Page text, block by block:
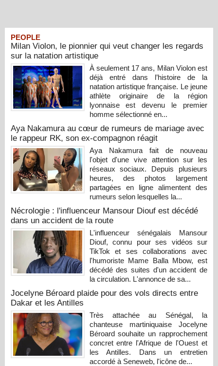
PEOPLE
Milan Violon, le pionnier qui veut changer les regards
sur la natation artistique
À seulement 17 ans, Milan Violon est
déjà entré dans l’histoire de la
natation artistique française. Le jeune
athlète originaire de la région
lyonnaise est devenu le premier
homme sélectionné en...
Aya Nakamura au cœur de rumeurs de mariage avec
le rappeur RK, son ex-compagnon réagit
Aya Nakamura fait de nouveau
l'objet d'une vive attention sur les
réseaux sociaux. Depuis plusieurs
heures, des photos largement
partagées en ligne alimentent des
rumeurs selon lesquelles la...
Nécrologie : l'influenceur Mansour Diouf est décédé
dans un accident de la route
L'influenceur sénégalais Mansour
Diouf, connu pour ses vidéos sur
TikTok et ses collaborations avec
l'humoriste Mame Balla Mbow, est
décédé des suites d'un accident de
la circulation. L'annonce de sa...
Jocelyne Béroard plaide pour des vols directs entre
Dakar et les Antilles
Très attachée au Sénégal, la
chanteuse martiniquaise Jocelyne
Béroard souhaite un rapprochement
concret entre l'Afrique de l'Ouest et
les Antilles. Dans un entretien
accordé à Seneweb, l'icône de...